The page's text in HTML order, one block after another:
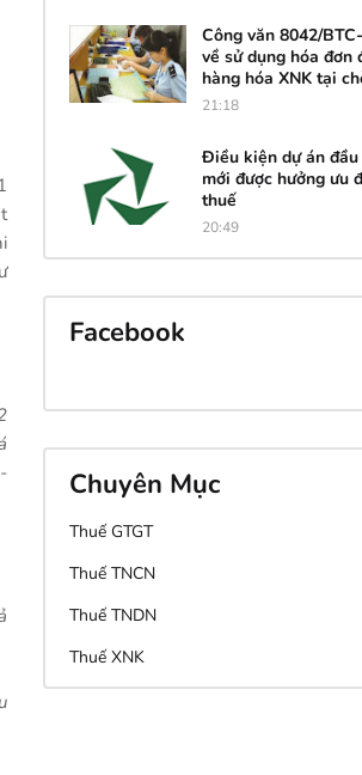
00
Công văn 8042/
về sử dụng hóa đơn
hàng hóa XNK tại
21:18
Điều kiện dự án
mới được hưởng ưu
thuế
20:49
Facebook
Chuyên Mục
Thuế GTGT
Thuế TNCN
Thuế TNDN
Thuế XNK